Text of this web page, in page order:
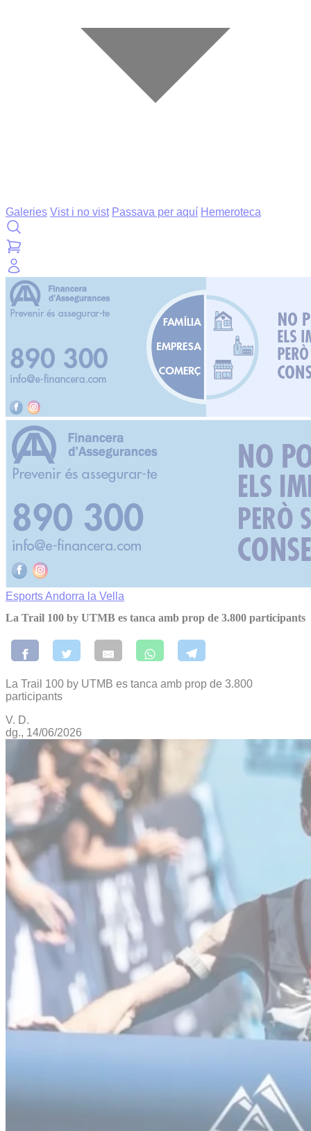
Galeries Vist i no vist Passava per aquí Hemeroteca
EsportsAndorra la Vella
La Trail 100 by UTMB es tanca amb prop de 3.800 participants
La Trail 100 by UTMB es tanca amb prop de 3.800
participants
V. D.
dg., 14/06/2026